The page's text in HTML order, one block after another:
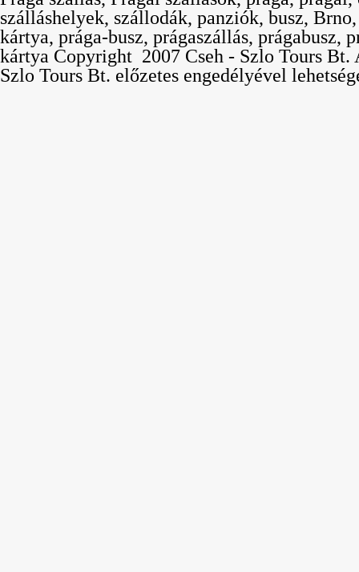
szálláshelyek, szállodák, panziók, busz,
kártya, prága-busz, prágaszállás, prágabusz,
kártya Copyright  2007 Cseh - Szlo Tours
Szlo Tours Bt. előzetes engedélyével